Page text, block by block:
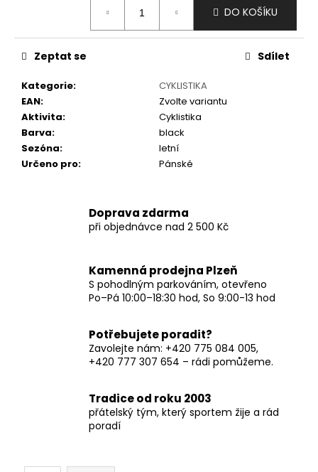
DO KOŠÍKU
Kategorie:
CYKLISTIKA
EAN:
Zvolte variantu
Aktivita:
Cyklistika
Barva:
black
Sezóna:
letní
Určeno pro: Pánské
Zeptat se Sdílet
Doprava zdarma
při objednávce nad 2 500 Kč
Kamenná prodejna Plzeň
S pohodlným parkováním, otevřeno
Po–Pá 10:00–18:30 hod, So 9:00-13 hod
Potřebujete poradit?
Zavolejte nám: +420 775 084 005,
+420 777 307 654 – rádi pomůžeme.
Tradice od roku 2003
přátelský tým, který sportem žije a rád
poradí